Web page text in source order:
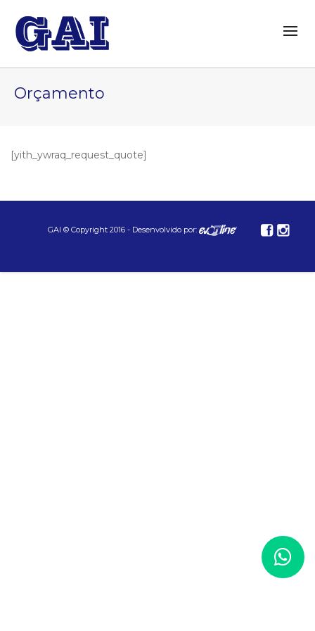
Orçamento
[yith_ywraq_request_quote]
GAI © Copyright 2016 - Desenvolvido por: